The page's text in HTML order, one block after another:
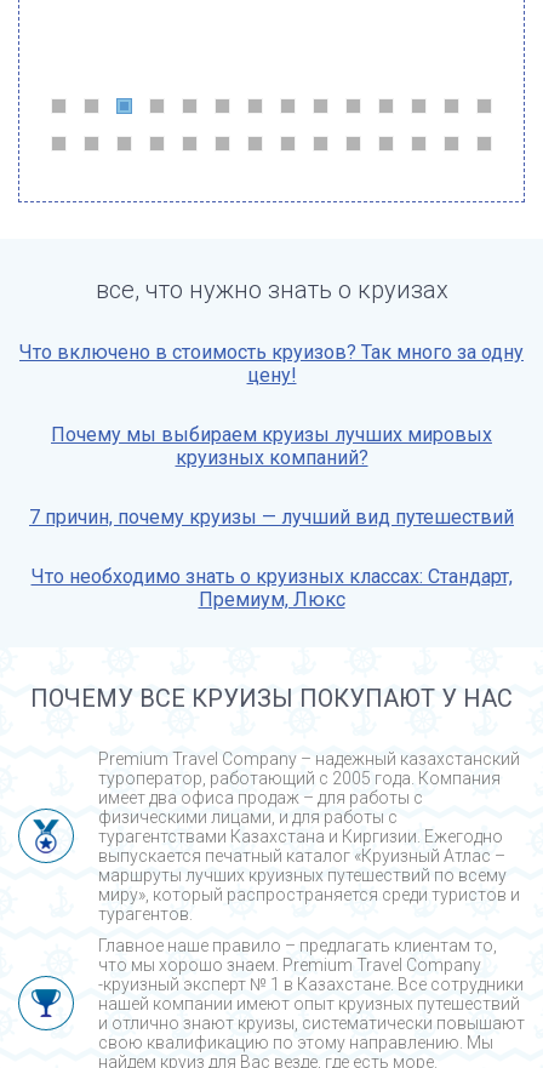
все, что нужно знать о круизах
Что включено в стоимость круизов? Так много за одну
цену!
Почему мы выбираем круизы лучших мировых
круизных компаний?
7 причин, почему круизы — лучший вид путешествий
Что необходимо знать о круизных классах: Стандарт,
Премиум, Люкс
ПОЧЕМУ ВСЕ КРУИЗЫ ПОКУПАЮТ У НАС
Premium Travel Company – надежный казахстанский
туроператор, работающий с 2005 года. Компания
имеет два офиса продаж – для работы с
физическими лицами, и для работы с
турагентствами Казахстана и Киргизии. Ежегодно
выпускается печатный каталог «Круизный Атлас –
маршруты лучших круизных путешествий по всему
миру», который распространяется среди туристов и
турагентов.
Главное наше правило – предлагать клиентам то,
что мы хорошо знаем. Premium Travel Company
-круизный эксперт № 1 в Казахстане. Все сотрудники
нашей компании имеют опыт круизных путешествий
и отлично знают круизы, систематически повышают
свою квалификацию по этому направлению. Мы
найдем круиз для Вас везде, где есть море.